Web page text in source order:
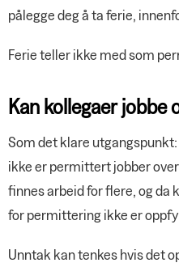
pålegge deg å ta ferie,
Ferie teller ikke med som
Kan kollegaer jobbe
Som det klare
ikke er permittert jobber
finnes arbeid for flere, og da
for permittering ikke er
Unntak kan tenkes hvis det